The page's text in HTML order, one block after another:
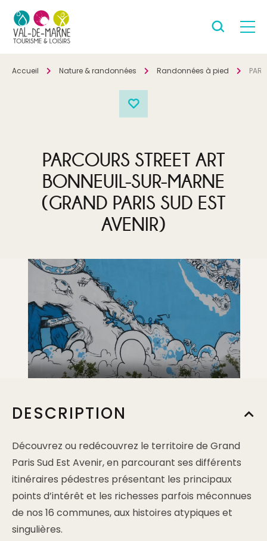
Accueil Nature & randonnées Randonnées à pied
PARCOURS STREET ART
BONNEUIL-SUR-MARNE
(GRAND PARIS SUD EST
AVENIR)
DESCRIPTION
Découvrez ou redécouvrez le territoire de Grand
Paris Sud Est Avenir, en parcourant ses différents
itinéraires pédestres présentant les principaux
points d’intérêt et les richesses parfois méconnues
de nos 16 communes, aux histoires atypiques et
singulières.